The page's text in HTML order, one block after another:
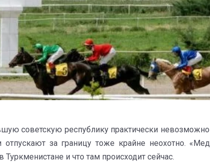
советскую республику практически
за границу тоже крайне неохотно.
и что там происходит сейчас.